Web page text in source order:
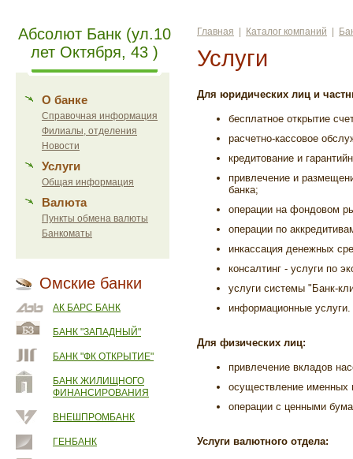
Абсолют Банк (ул.10
лет Октября, 43 )
О банке
Справочная информация
Филиалы, отделения
Новости
Услуги
Общая информация
Валюта
Пункты обмена валюты
Банкоматы
Омские банки
АК БАРС БАНК
БАНК "ЗАПАДНЫЙ"
БАНК "ФК ОТКРЫТИЕ"
БАНК ЖИЛИЩНОГО
ФИНАНСИРОВАНИЯ
ВНЕШПРОМБАНК
ГЕНБАНК
Главная Каталог компаний
Услуги
Для юридических лиц и
бесплатное открытие
расчетно-кассовое
кредитование и
привлечение и
банка;
операции на фондовом
операции по
инкассация денежных
консалтинг - услуги по
услуги системы "Банк-
информационные услуги.
Для физических лиц:
привлечение вкладов
осуществление именных
операции с ценными
Услуги валютного отдела: